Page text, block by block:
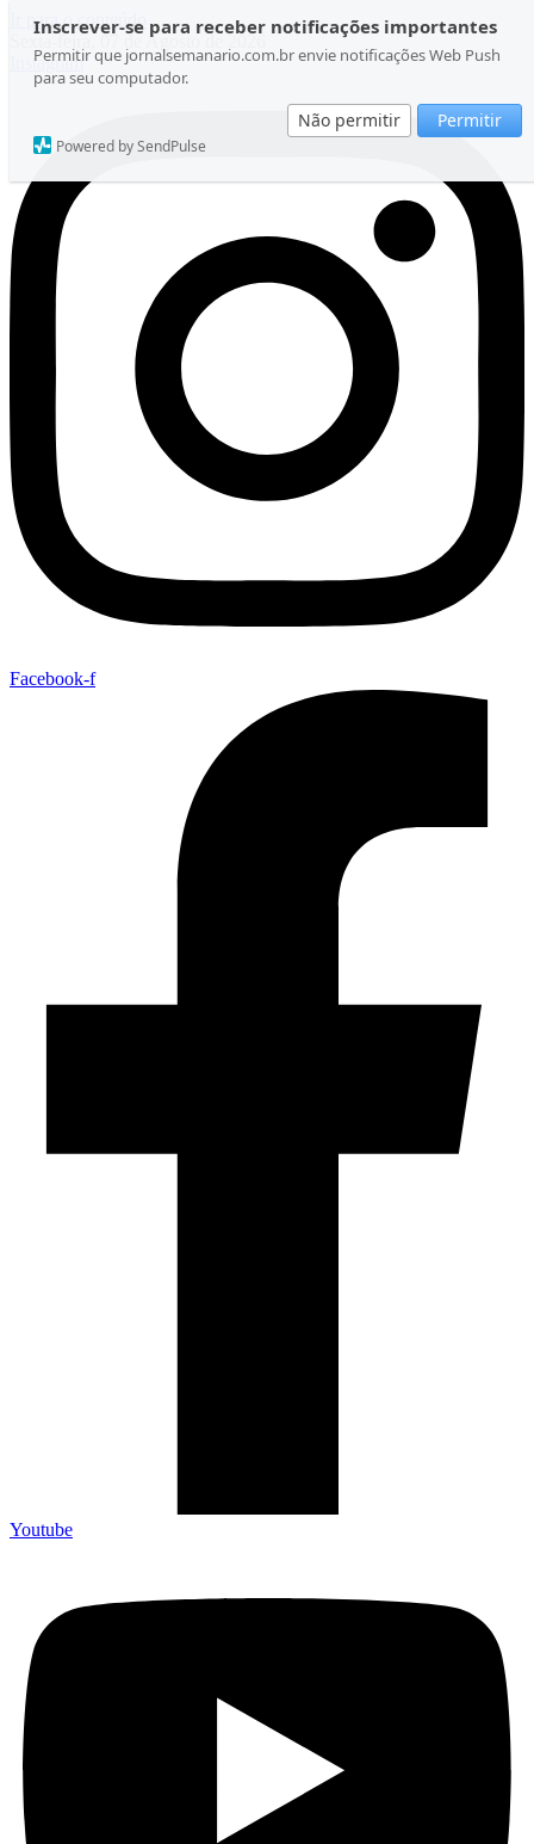
Inscrever-se para receber notificações importantes
Permitir que jornalsemanario.com.br envie notificações Web Push
para seu computador.
Não permitir Permitir
Powered by SendPulse
Ir para o conteúdo
Sexta-feira, 07 de Agosto de 2026
Instagram
Facebook-f
Youtube